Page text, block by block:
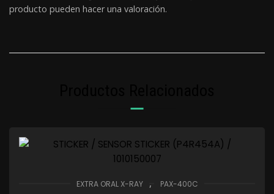
producto pueden hacer una valoración.
EXTRA ORAL X-RAY , PAX-400C